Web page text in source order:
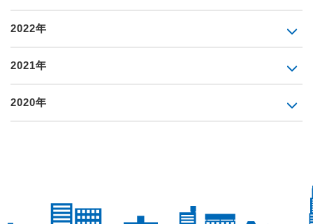
2022年
2021年
2020年